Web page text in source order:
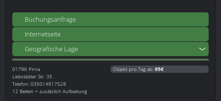
Buchungsanfrage
Internetseite
Geografische Lage
01796 Pirna
Liebstädter Str. 35
Telefon: 035014917528
12 Betten + zusätzlich Aufbettung
Objekt pro Tag ab: 95€